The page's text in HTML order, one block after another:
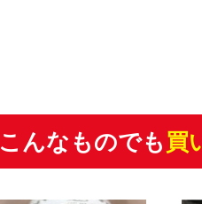
こんなものでも 買